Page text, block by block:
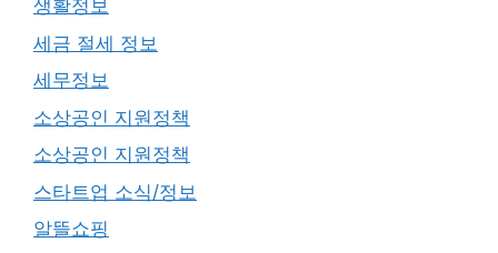
생활정보
세금 절세 정보
세무정보
소상공인 지원정책
소상공인 지원정책
스타트업 소식/정보
알뜰쇼핑